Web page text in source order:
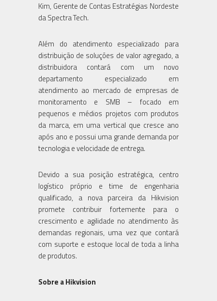
Kim, Gerente de Contas Estratégias Nordeste
da Spectra Tech.
Além do atendimento especializado para
distribuição de soluções de valor agregado, a
distribuidora contará com um novo
departamento especializado em
atendimento ao mercado de empresas de
monitoramento e SMB – focado em
pequenos e médios projetos com produtos
da marca, em uma vertical que cresce ano
após ano e possui uma grande demanda por
tecnologia e velocidade de entrega.
Devido a sua posição estratégica, centro
logístico próprio e time de engenharia
qualificado, a nova parceira da Hikvision
promete contribuir fortemente para o
crescimento e agilidade no atendimento às
demandas regionais, uma vez que contará
com suporte e estoque local de toda a linha
de produtos.
Sobre a Hikvision